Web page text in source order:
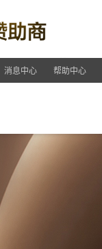
消息中心 帮助中心